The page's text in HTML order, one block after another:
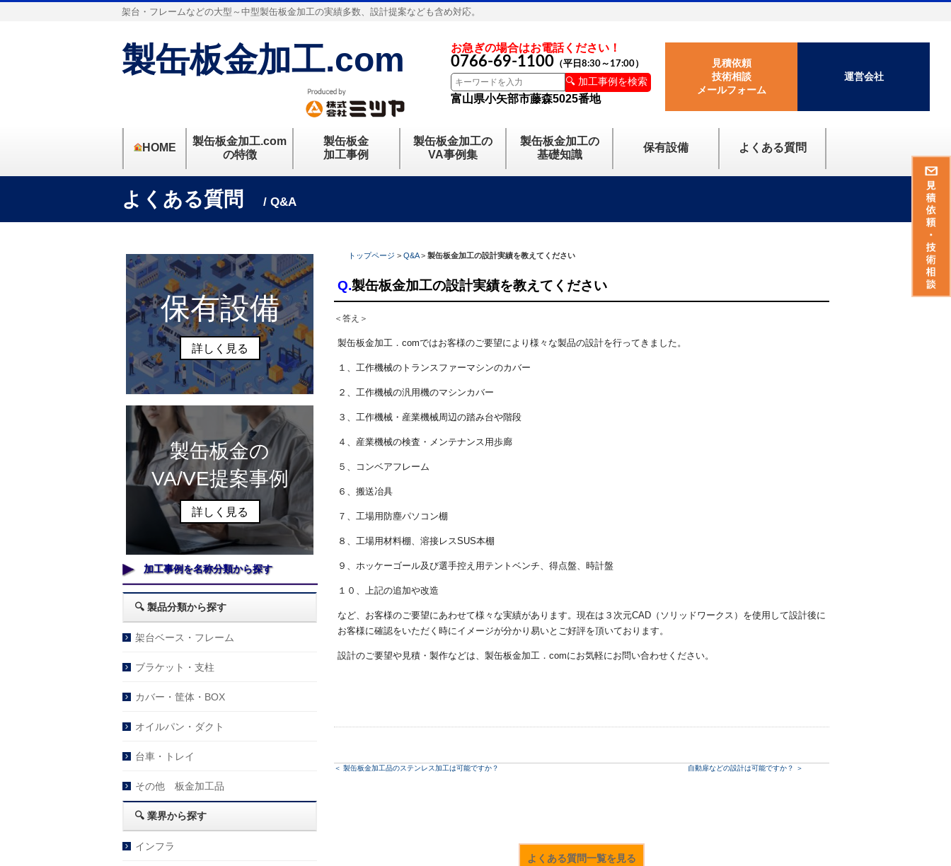
架台・フレームなどの大型～中型製缶板金加工の実績多数、設計提案なども含め対応。
製缶板金加工.com お急ぎの場合はお電話ください！
0766-69-1100 （平日8:30～17:00）
🔍 加工事例を検索
富山県小矢部市藤森5025番地
見積依頼
技術相談
メールフォーム
運営会社
HOME
製缶板金加工.com
の特徴
製缶板金
加工事例
製缶板金加工の
VA事例集
製缶板金加工の
基礎知識
保有設備 よくある質問
よくある質問 / Q&A
トップページ Q&A 製缶板金加工の設計実績を教えてください
Q.製缶板金加工の設計実績を教えてください
＜答え＞
製缶板金加工．comではお客様のご要望により様々な製品の設計を行ってきました。
１、工作機械のトランスファーマシンのカバー
２、工作機械の汎用機のマシンカバー
３、工作機械・産業機械周辺の踏み台や階段
４、産業機械の検査・メンテナンス用歩廊
５、コンベアフレーム
６、搬送冶具
７、工場用防塵パソコン棚
８、工場用材料棚、溶接レスSUS本棚
９、ホッケーゴール及び選手控え用テントベンチ、得点盤、時計盤
１０、上記の追加や改造
など、お客様のご要望にあわせて様々な実績があります。現在は３次元CAD（ソリッドワークス）を使用して設計後に
お客様に確認をいただく時にイメージが分かり易いとご好評を頂いております。
設計のご要望や見積・製作などは、製缶板金加工．comにお気軽にお問い合わせください。
＜ 製缶板金加工品のステンレス加工は可能ですか？ 自動扉などの設計は可能ですか？ ＞
よくある質問一覧を見る
保有設備
詳しく見る
製缶板金の
VA/VE提案事例
詳しく見る
加工事例を名称分類から探す
🔍 製品分類から探す
架台ベース・フレーム
ブラケット・支柱
カバー・筐体・BOX
オイルパン・ダクト
台車・トレイ
その他 板金加工品
🔍 業界から探す
インフラ